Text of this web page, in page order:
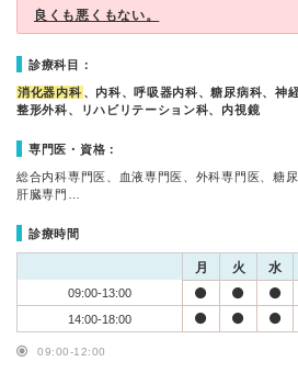
良くも悪くもない。
診療科目：
消化器内科 、内科、呼吸器内科、糖尿病科、神
整形外科、リハビリテーション科、内視鏡
専門医・資格：
総合内科専門医、血液専門医、外科専門医、糖
肝臓専門…
診療時間
月 火 水
09:00-13:00
14:00-18:00
09:00-12:00